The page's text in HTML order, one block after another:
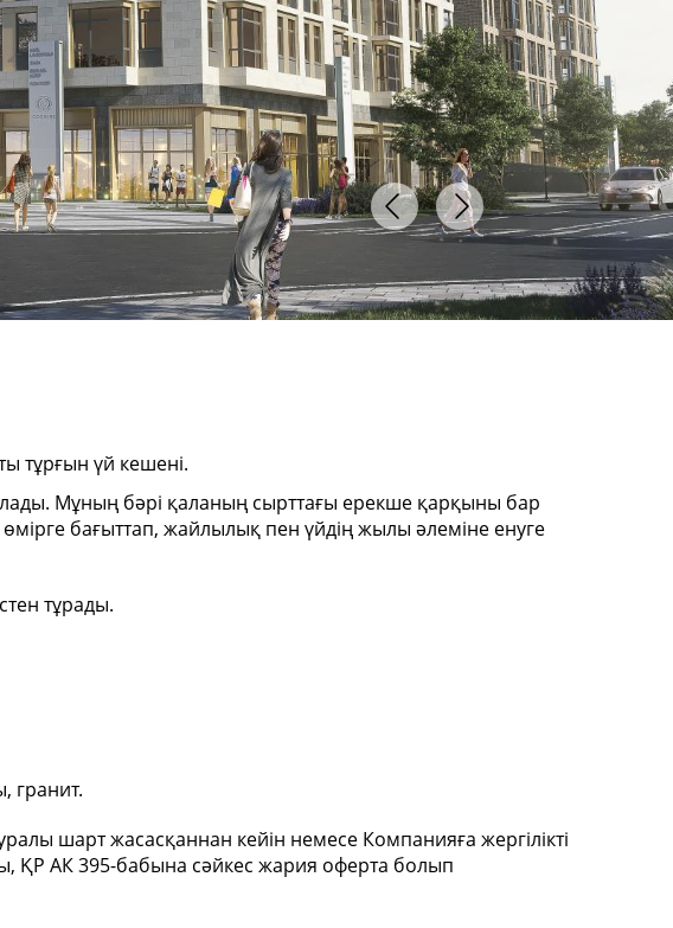
тұрғын үй кешені.
Мұның бәрі қаланың сырттағы ерекше қарқыны бар
бағыттап, жайлылық пен үйдің жылы әлеміне енуге
тұрады.
гранит.
шарт жасасқаннан кейін немесе Компанияға жергілікті
ҚР АК 395-бабына сәйкес жария оферта болып